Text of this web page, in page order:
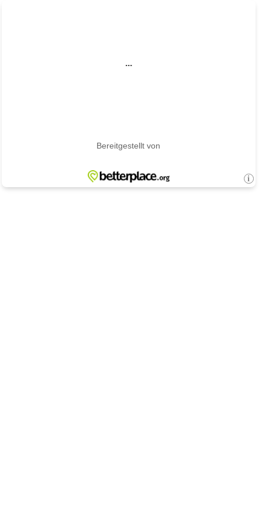
...
Bereitgestellt von
i